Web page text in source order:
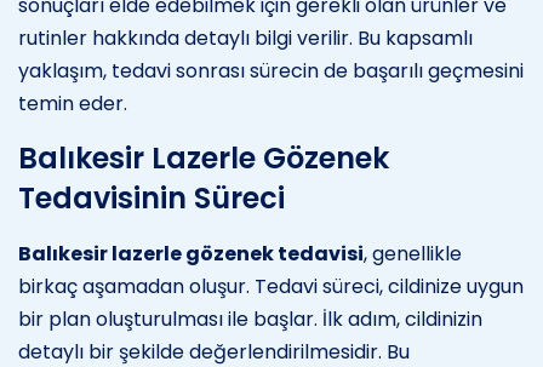
rutinler hakkında detaylı bilgi verilir. Bu kapsamlı
yaklaşım, tedavi sonrası sürecin de başarılı geçmesini
temin eder.
Balıkesir Lazerle Gözenek
Tedavisinin Süreci
Balıkesir lazerle gözenek tedavisi, genellikle
birkaç aşamadan oluşur. Tedavi süreci, cildinize uygun
bir plan oluşturulması ile başlar. İlk adım, cildinizin
detaylı bir şekilde değerlendirilmesidir. Bu